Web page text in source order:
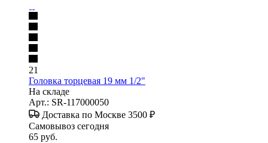
21
Головка торцевая 19 мм 1/2"
На складе
Арт.: SR-117000050
Доставка по Москве 3500 ₽
Самовывоз сегодня
65 руб.